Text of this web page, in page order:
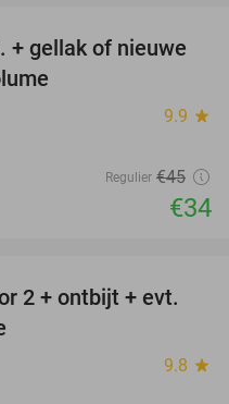
24%
+ gellak of nieuwe
9.9 star
Regulier €45
€34
43%
2 + ontbijt + evt.
9.8 star